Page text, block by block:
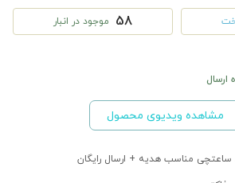
58 موجود در انبار
ارسال
مشاهده ویدیوی محصول
مناسب هدیه + ارسال رایگان